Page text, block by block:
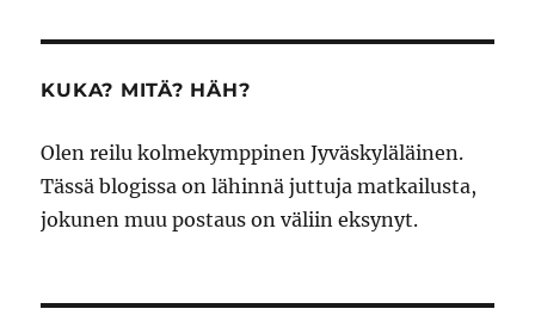
KUKA? MITÄ? HÄH?
Olen reilu kolmekymppinen Jyväskyläläinen.
Tässä blogissa on lähinnä juttuja matkailusta,
jokunen muu postaus on väliin eksynyt.